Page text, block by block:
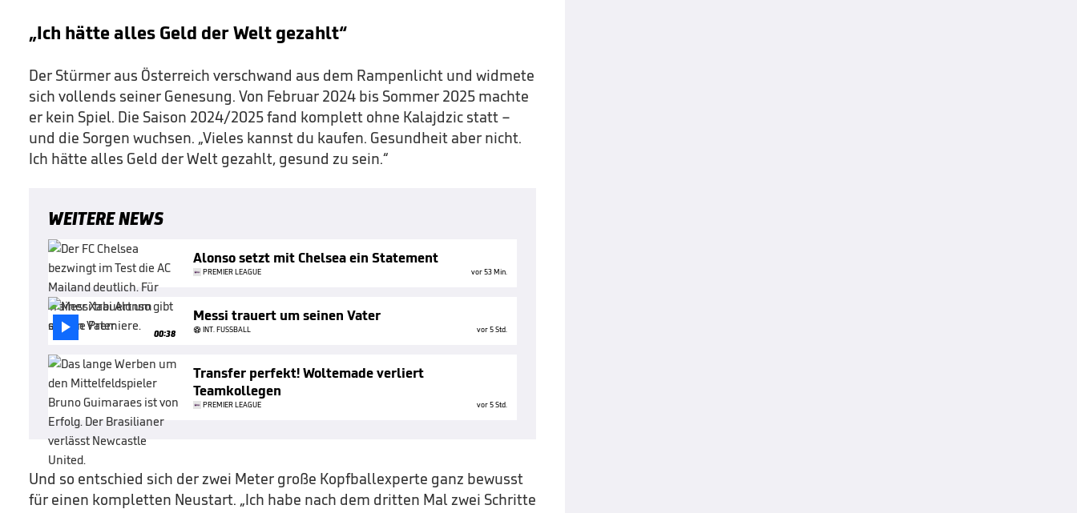
„Ich hätte alles Geld der Welt gezahlt“
Der Stürmer aus Österreich verschwand aus dem Rampenlicht und widmete
sich vollends seiner Genesung. Von Februar 2024 bis Sommer 2025 machte
er kein Spiel. Die Saison 2024/2025 fand komplett ohne Kalajdzic statt –
und die Sorgen wuchsen. „Vieles kannst du kaufen. Gesundheit aber nicht.
Ich hätte alles Geld der Welt gezahlt, gesund zu sein.“
WEITERE NEWS
Alonso setzt mit Chelsea ein Statement
PREMIER LEAGUE vor 53 Min.
 00:38
Messi trauert um seinen Vater
INT. FUSSBALL vor 5 Std.
Transfer perfekt! Woltemade verliert
Teamkollegen
PREMIER LEAGUE vor 5 Std.
Und so entschied sich der zwei Meter große Kopfballexperte ganz bewusst
für einen kompletten Neustart. „Ich habe nach dem dritten Mal zwei Schritte